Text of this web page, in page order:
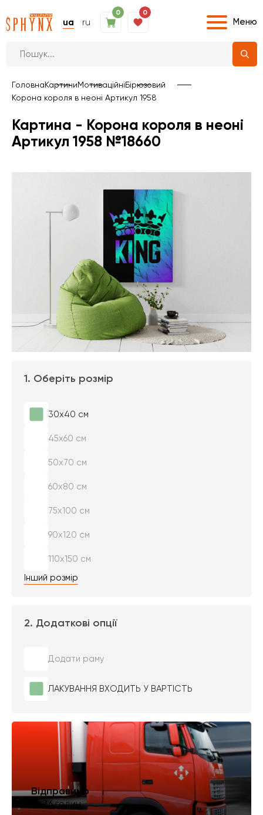
ua ru
0 0
Меню
ГоловнаКартиниМотиваційніБірюзовий
Корона короля в неоні Артикул 1958
Картина - Корона короля в неоні
Артикул 1958 №18660
1. Оберіть розмір
30х40 см
45х60 см
50х70 см
60х80 см
75х100 см
90х120 см
110х150 см
Інший розмір
2. Додаткові опції
Додати раму
ЛАКУВАННЯ ВХОДИТЬ У ВАРТІСТЬ
Відправимо
за 36 годин